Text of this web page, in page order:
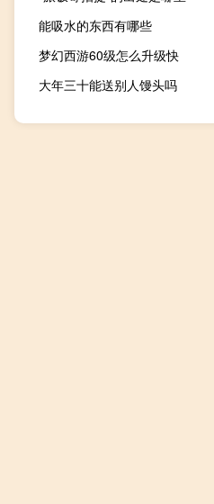
能吸水的东西有哪些
梦幻西游60级怎么升级快
大年三十能送别人馒头吗